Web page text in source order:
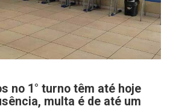
no 1° turno têm até hoje
multa é de até um